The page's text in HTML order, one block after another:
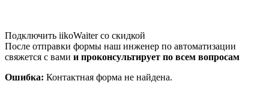
Подключить iikoWaiter со скидкой
После отправки формы наш инженер по автоматизации
свяжется с вами и проконсультирует по всем вопросам
Ошибка: Контактная форма не найдена.